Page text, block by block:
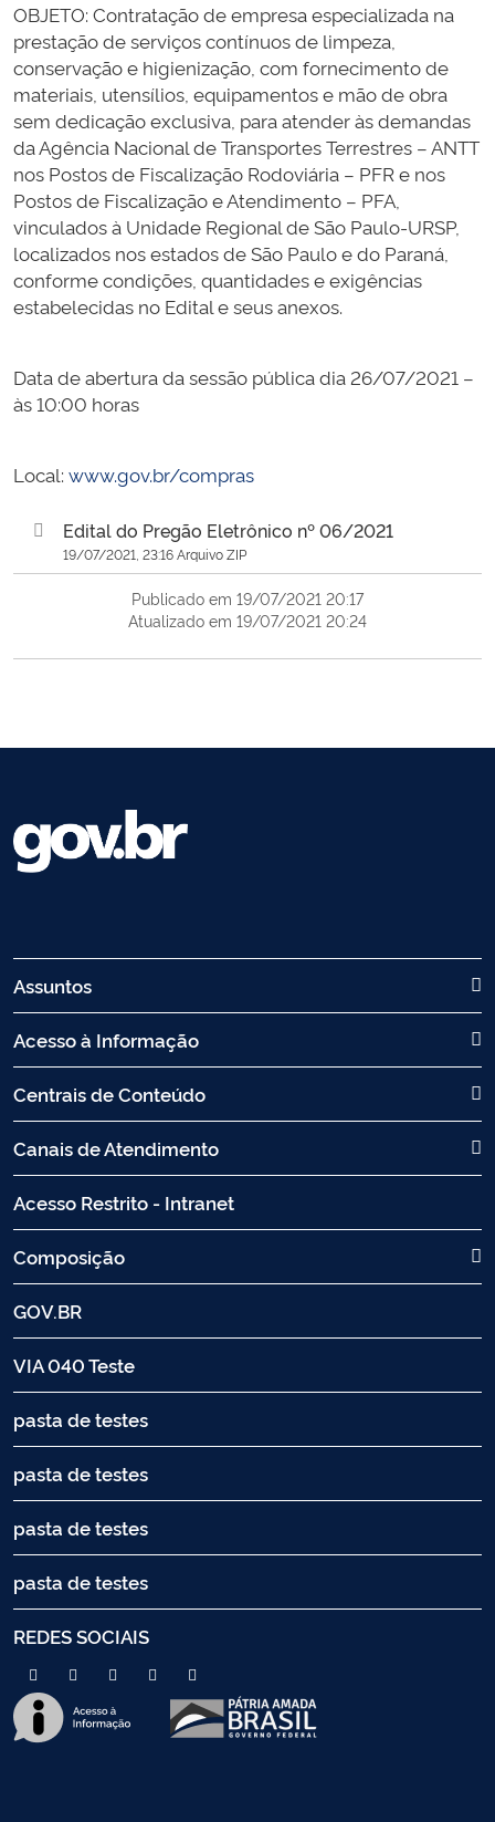
OBJETO: Contratação de empresa especializada na
prestação de serviços contínuos de limpeza,
conservação e higienização, com fornecimento de
materiais, utensílios, equipamentos e mão de obra
sem dedicação exclusiva, para atender às demandas
da Agência Nacional de Transportes Terrestres – ANTT
nos Postos de Fiscalização Rodoviária – PFR e nos
Postos de Fiscalização e Atendimento – PFA,
vinculados à Unidade Regional de São Paulo-URSP,
localizados nos estados de São Paulo e do Paraná,
conforme condições, quantidades e exigências
estabelecidas no Edital e seus anexos.
Data de abertura da sessão pública dia 26/07/2021 –
às 10:00 horas
Local: www.gov.br/compras
Edital do Pregão Eletrônico nº 06/2021
19/07/2021, 23:16 Arquivo ZIP
Publicado em 19/07/2021 20:17
Atualizado em 19/07/2021 20:24
Assuntos
Acesso à Informação
Centrais de Conteúdo
Canais de Atendimento
Acesso Restrito - Intranet
Composição
GOV.BR
VIA 040 Teste
pasta de testes
pasta de testes
pasta de testes
pasta de testes
REDES SOCIAIS